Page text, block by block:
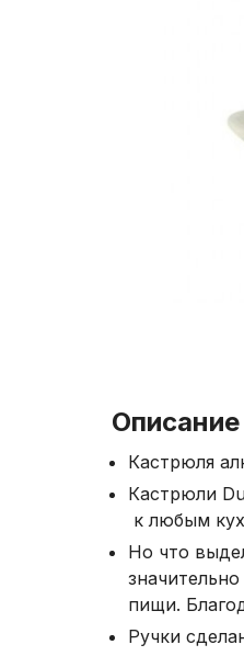
Описание
Кастрюля
Кастрюли
к любым
Но что
пищи.
Ручки